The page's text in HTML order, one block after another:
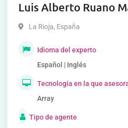
Luis Alberto Ruano
La Rioja, España
Idioma del experto
Español | Inglés
Tecnología en la que
Array
Tipo de agente